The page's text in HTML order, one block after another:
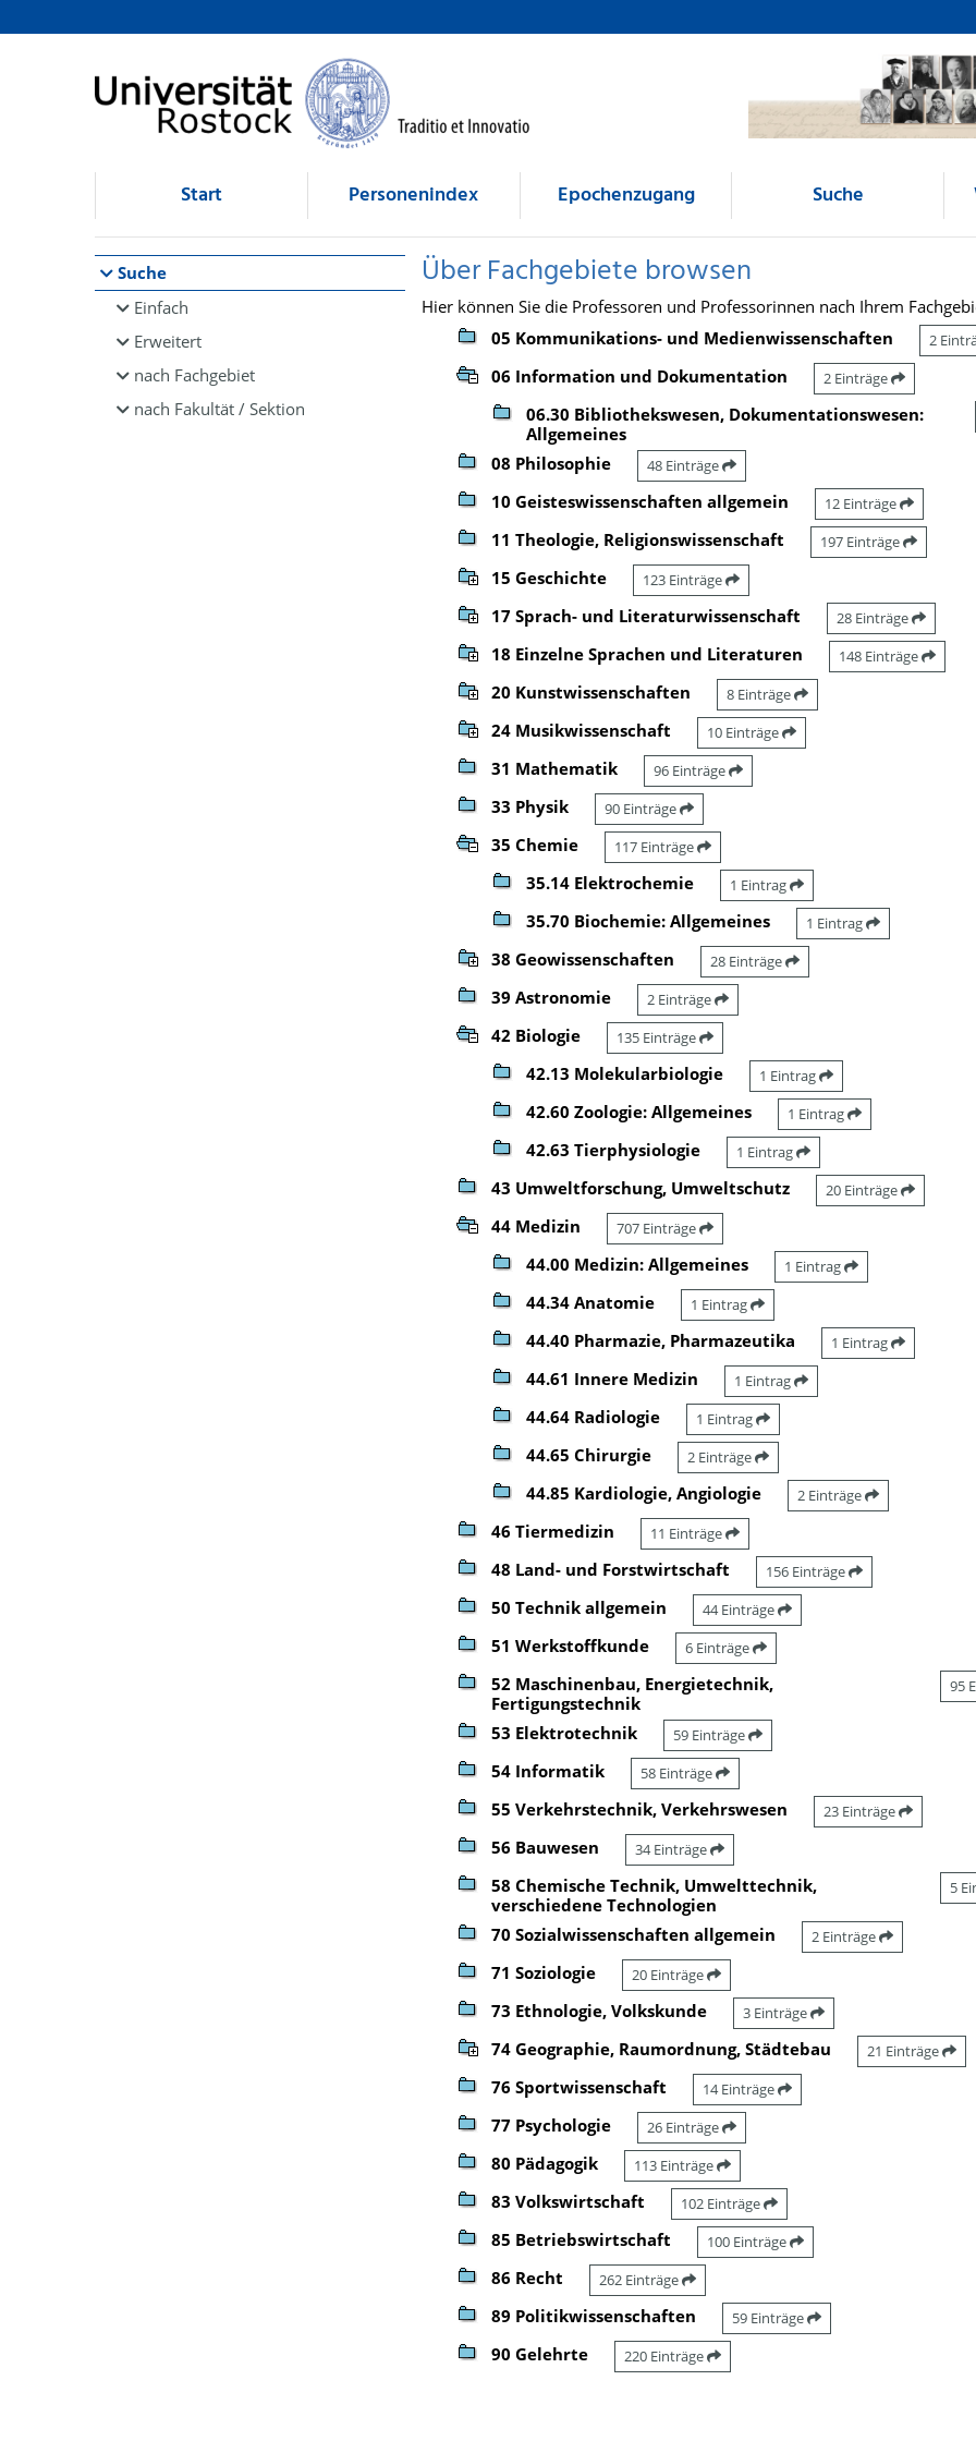
Browsen
direkt zum Inhalt
Start Personenindex Epochenzugang Suche
Suche
Einfach
Erweitert
nach Fachgebiet
nach Fakultät / Sektion
Über Fachgebiete browsen
Hier können Sie die Professoren und Professorinnen nach Ihrem
05 Kommunikations- und Medienwissenschaften
2
06 Information und Dokumentation 2 Einträge
06.30 Bibliothekswesen, Dokumentationswesen:
Allgemeines
08 Philosophie 48 Einträge
10 Geisteswissenschaften allgemein 12 Einträge
11 Theologie, Religionswissenschaft 197 Einträge
15 Geschichte 123 Einträge
17 Sprach- und Literaturwissenschaft 28 Einträge
18 Einzelne Sprachen und Literaturen 148 Einträge
20 Kunstwissenschaften 8 Einträge
24 Musikwissenschaft 10 Einträge
31 Mathematik 96 Einträge
33 Physik 90 Einträge
35 Chemie 117 Einträge
35.14 Elektrochemie 1 Eintrag
35.70 Biochemie: Allgemeines 1 Eintrag
38 Geowissenschaften 28 Einträge
39 Astronomie 2 Einträge
42 Biologie 135 Einträge
42.13 Molekularbiologie 1 Eintrag
42.60 Zoologie: Allgemeines 1 Eintrag
42.63 Tierphysiologie 1 Eintrag
43 Umweltforschung, Umweltschutz 20 Einträge
44 Medizin 707 Einträge
44.00 Medizin: Allgemeines 1 Eintrag
44.34 Anatomie 1 Eintrag
44.40 Pharmazie, Pharmazeutika 1 Eintrag
44.61 Innere Medizin 1 Eintrag
44.64 Radiologie 1 Eintrag
44.65 Chirurgie 2 Einträge
44.85 Kardiologie, Angiologie 2 Einträge
46 Tiermedizin 11 Einträge
48 Land- und Forstwirtschaft 156 Einträge
50 Technik allgemein 44 Einträge
51 Werkstoffkunde 6 Einträge
52 Maschinenbau, Energietechnik,
Fertigungstechnik
95
53 Elektrotechnik 59 Einträge
54 Informatik 58 Einträge
55 Verkehrstechnik, Verkehrswesen 23 Einträge
56 Bauwesen 34 Einträge
58 Chemische Technik, Umwelttechnik,
verschiedene Technologien
5
70 Sozialwissenschaften allgemein 2 Einträge
71 Soziologie 20 Einträge
73 Ethnologie, Volkskunde 3 Einträge
74 Geographie, Raumordnung, Städtebau 21 Einträge
76 Sportwissenschaft 14 Einträge
77 Psychologie 26 Einträge
80 Pädagogik 113 Einträge
83 Volkswirtschaft 102 Einträge
85 Betriebswirtschaft 100 Einträge
86 Recht 262 Einträge
89 Politikwissenschaften 59 Einträge
90 Gelehrte 220 Einträge